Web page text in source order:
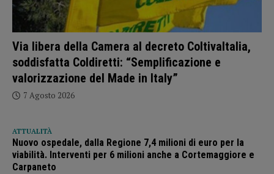
Via libera della Camera al decreto ColtivaItalia,
soddisfatta Coldiretti: “Semplificazione e
valorizzazione del Made in Italy”
7 Agosto 2026
ATTUALITÀ
Nuovo ospedale, dalla Regione 7,4 milioni di euro per la
viabilità. Interventi per 6 milioni anche a Cortemaggiore e
Carpaneto